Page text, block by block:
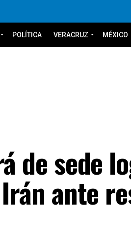
POLÍTICA VERACRUZ MÉXICO
de sede
ante